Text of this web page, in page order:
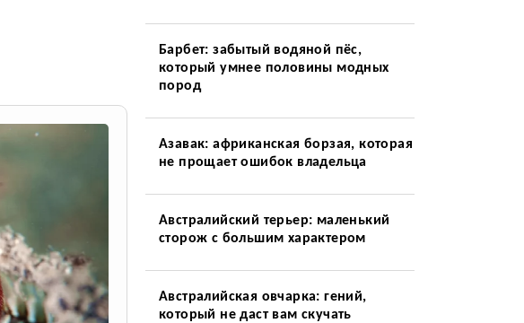
Барбет: забытый водяной пёс,
который умнее половины модных
пород
Азавак: африканская борзая, которая
не прощает ошибок владельца
Австралийский терьер: маленький
сторож с большим характером
Австралийская овчарка: гений,
который не даст вам скучать